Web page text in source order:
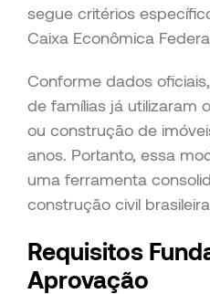
segue critérios
Caixa Econômica
Conforme dados
de famílias já utilizaram
ou construção de
anos. Portanto, essa
uma ferramenta
construção civil
Requisitos
Aprovação